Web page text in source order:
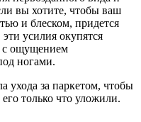
вы хотите, чтобы ваш
и блеском, придется
усилия окупятся
с ощущением
ногами.
ухода за паркетом, чтобы
только что уложили.